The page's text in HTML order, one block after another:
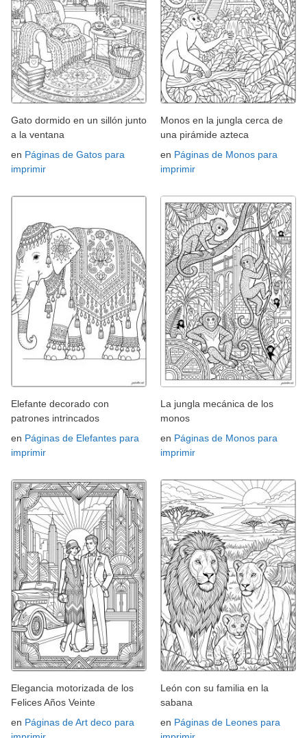
Gato dormido en un sillón junto
a la ventana
en Páginas de Gatos para
imprimir
Monos en la jungla cerca de
una pirámide azteca
en Páginas de Monos para
imprimir
Elefante decorado con
patrones intrincados
en Páginas de Elefantes para
imprimir
La jungla mecánica de los
monos
en Páginas de Monos para
imprimir
Elegancia motorizada de los
Felices Años Veinte
en Páginas de Art deco para
León con su familia en la
sabana
en Páginas de Leones para